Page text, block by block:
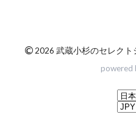
©2026 武蔵小杉のセレク
powered